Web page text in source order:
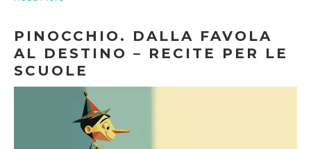
PINOCCHIO. DALLA FAVOLA
AL DESTINO – RECITE PER LE
SCUOLE